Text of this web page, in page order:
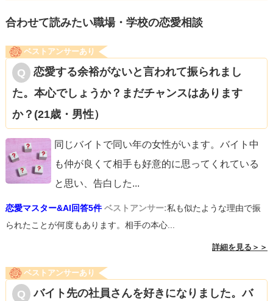
歩踏み込んできやすくなると思います。
うか」と考えるよりも、「恋愛対象にさせる！」くらいの
気持ちが必要です。仕事で優しくしてくれたり、映画に誘
ってくれたりしたことを前向きにとらえて、あなたからア
プローチするのをおすすめします。もしかすると、年の差
があって現実的ではないために、最初は断られることもあ
るかもしれません。しかし、それでも諦めずにアプローチ
を続けることで、次第に彼の中で現実味を帯びてくること
で、前向きに考えて行動してみてください。
合わせて読みたい職場・学校の恋愛相談
ベストアンサーあり
恋愛する余裕がないと言われて振られまし
た。本心でしょうか？まだチャンスはあります
か？(21歳・男性）
同じバイトで同い年の女性がいます。バイト中
も仲が良くて相手も好意的に思ってくれている
と思い、告白した...
恋愛マスター&AI回答5件 ベストアンサー:私も似たような理由で振
られたことが何度もあります。相手の本心...
詳細を見る＞＞
ベストアンサーあり
バイト先の社員さんを好きになりました。バ